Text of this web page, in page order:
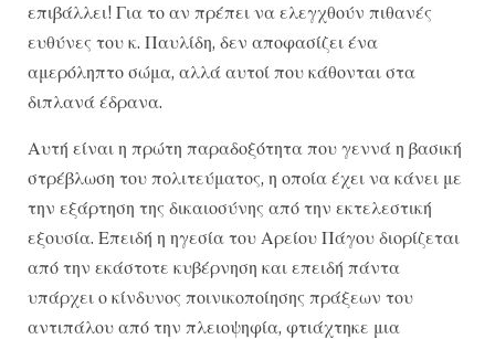
επιβάλλει! Για το αν πρέπει να ελεγχθούν πιθανές
ευθύνες του κ. Παυλίδη, δεν αποφασίζει ένα
αμερόληπτο σώμα, αλλά αυτοί που κάθονται στα
διπλανά έδρανα.
Αυτή είναι η πρώτη παραδοξότητα που γεννά η βασική
στρέβλωση του πολιτεύματος, η οποία έχει να κάνει με
την εξάρτηση της δικαιοσύνης από την εκτελεστική
εξουσία. Επειδή η ηγεσία του Αρείου Πάγου διορίζεται
από την εκάστοτε κυβέρνηση και επειδή πάντα
υπάρχει ο κίνδυνος ποινικοποίησης πράξεων του
αντιπάλου από την πλειοψηφία, φτιάχτηκε μια